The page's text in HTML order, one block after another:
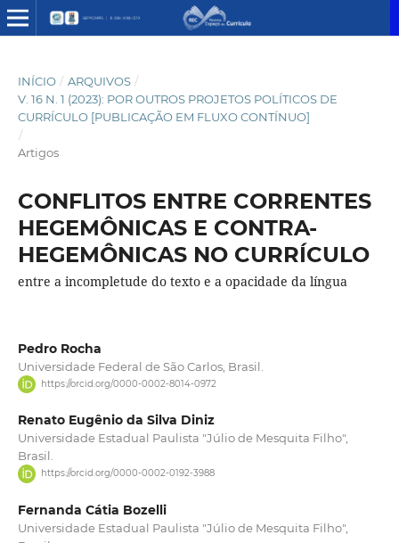
INÍCIO / ARQUIVOS /
V. 16 N. 1 (2023): POR OUTROS PROJETOS POLÍTICOS DE
CURRÍCULO [PUBLICAÇÃO EM FLUXO CONTÍNUO]
/
Artigos
CONFLITOS ENTRE CORRENTES
HEGEMÔNICAS E CONTRA-
HEGEMÔNICAS NO CURRÍCULO
entre a incompletude do texto e a opacidade da língua
Pedro Rocha
Universidade Federal de São Carlos, Brasil.
https://orcid.org/0000-0002-8014-0972
Renato Eugênio da Silva Diniz
Universidade Estadual Paulista "Júlio de Mesquita Filho",
Brasil.
https://orcid.org/0000-0002-0192-3988
Fernanda Cátia Bozelli
Universidade Estadual Paulista "Júlio de Mesquita Filho",